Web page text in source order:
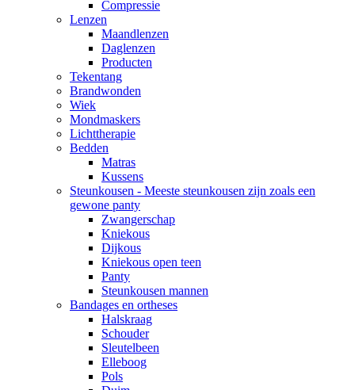
Compressie
Lenzen
Maandlenzen
Daglenzen
Producten
Tekentang
Brandwonden
Wiek
Mondmaskers
Lichttherapie
Bedden
Matras
Kussens
Steunkousen - Meeste steunkousen zijn zoals een
gewone panty
Zwangerschap
Kniekous
Dijkous
Kniekous open teen
Panty
Steunkousen mannen
Bandages en ortheses
Halskraag
Schouder
Sleutelbeen
Elleboog
Pols